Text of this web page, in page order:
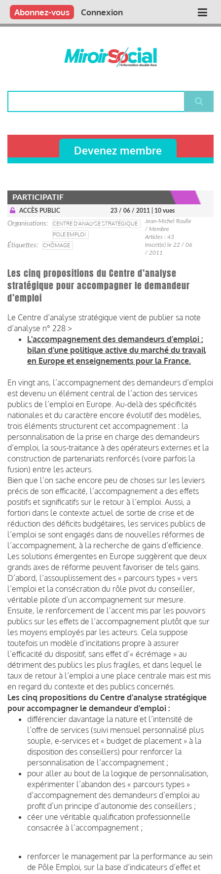
Aller
contenu
Main
Qui sommes nous ?
Vous publiez
Nous publions
Contactez-nous
Abonnez-vous Connexion
Devenez membre
PARTICIPATIF
ACCÈS PUBLIC 23 / 06 / 2011 | 10 vues
Organisations
CENTRE D'ANALYSE STRATÉGIQUE
POLE EMPLOI
Étiquettes
CHÔMAGE
Jean-Michel Roulle
/ Membre
Articles : 43
Inscrit(e) le 22 / 06
/ 2011
Les cinq propositions du Centre d’analyse
stratégique pour accompagner le demandeur
d’emploi
Le Centre d’analyse stratégique vient de publier sa note
d’analyse n° 228 >
L'accompagnement des demandeurs d’emploi :
bilan d’une politique active du marché du travail
en Europe et enseignements pour la France.
En vingt ans, l’accompagnement des demandeurs d’emploi
est devenu un élément central de l’action des services
publics de l’emploi en Europe. Au-delà des spécificités
nationales et du caractère encore évolutif des modèles,
trois éléments structurent cet accompagnement : la
personnalisation de la prise en charge des demandeurs
d’emploi, la sous-traitance à des opérateurs externes et la
construction de partenariats renforcés (voire parfois la
fusion) entre les acteurs.
Bien que l’on sache encore peu de choses sur les leviers
précis de son efficacité, l’accompagnement a des effets
positifs et significatifs sur le retour à l’emploi. Aussi, a
fortiori dans le contexte actuel de sortie de crise et de
réduction des déficits budgétaires, les services publics de
l’emploi se sont engagés dans de nouvelles réformes de
l’accompagnement, à la recherche de gains d’efficience.
Les solutions émergentes en Europe suggèrent que deux
grands axes de réforme peuvent favoriser de tels gains.
D’abord, l’assouplissement des « parcours types » vers
l’emploi et la consécration du rôle pivot du conseiller,
véritable pilote d’un accompagnement sur mesure.
Ensuite, le renforcement de l’accent mis par les pouvoirs
publics sur les effets de l’accompagnement plutôt que sur
les moyens employés par les acteurs. Cela suppose
toutefois un modèle d’incitations propre à assurer
l’efficacité du dispositif, sans effet d’« écrémage » au
détriment des publics les plus fragiles, et dans lequel le
taux de retour à l’emploi a une place centrale mais est mis
en regard du contexte et des publics concernés.
Les cinq propositions du Centre d’analyse stratégique
pour accompagner le demandeur d’emploi :
différencier davantage la nature et l’intensité de
l’offre de services (suivi mensuel personnalisé plus
souple, e-services et « budget de placement » à la
disposition des conseillers) pour renforcer la
personnalisation de l’accompagnement ;
pour aller au bout de la logique de personnalisation,
expérimenter l’abandon des « parcours types »
d’accompagnement des demandeurs d’emploi au
profit d’un principe d’autonomie des conseillers ;
céer une véritable qualification professionnelle
consacrée à l’accompagnement ;
renforcer le management par la performance au sein
de Pôle Emploi, sur la base d’indicateurs d’effet et